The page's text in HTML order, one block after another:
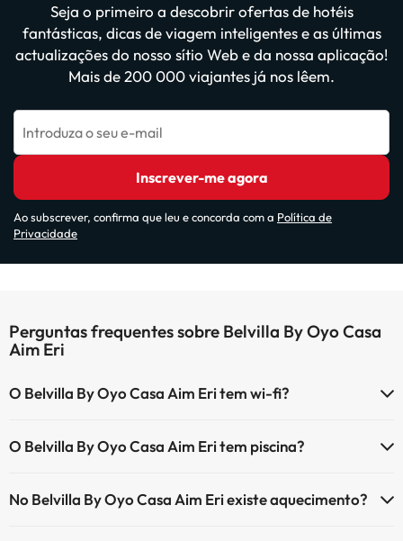
Seja o primeiro a descobrir ofertas de hotéis
fantásticas, dicas de viagem inteligentes e as últimas
actualizações do nosso sítio Web e da nossa aplicação!
Mais de 200 000 viajantes já nos lêem.
Introduza o seu e-mail
Inscrever-me agora
Ao subscrever, confirma que leu e concorda com a Política de
Privacidade
Perguntas frequentes sobre Belvilla By Oyo Casa
Aim Eri
O Belvilla By Oyo Casa Aim Eri tem wi-fi?
O Belvilla By Oyo Casa Aim Eri tem piscina?
adicional). Aqui tem mais info sobre a piscina e outras facilidades.
No Belvilla By Oyo Casa Aim Eri existe aquecimento?